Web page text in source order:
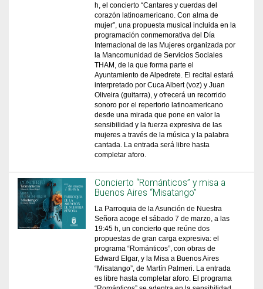
h, el concierto “Cantares y cuerdas del
corazón latinoamericano. Con alma de
mujer”, una propuesta musical incluida en la
programación conmemorativa del Día
Internacional de las Mujeres organizada por
la Mancomunidad de Servicios Sociales
THAM, de la que forma parte el
Ayuntamiento de Alpedrete. El recital estará
interpretado por Cuca Albert (voz) y Juan
Oliveira (guitarra), y ofrecerá un recorrido
sonoro por el repertorio latinoamericano
desde una mirada que pone en valor la
sensibilidad y la fuerza expresiva de las
mujeres a través de la música y la palabra
cantada. La entrada será libre hasta
completar aforo.
Concierto “Románticos” y misa a
Buenos Aires “Misatango”
La Parroquia de la Asunción de Nuestra
Señora acoge el sábado 7 de marzo, a las
19:45 h, un concierto que reúne dos
propuestas de gran carga expresiva: el
programa “Románticos”, con obras de
Edward Elgar, y la Misa a Buenos Aires
“Misatango”, de Martín Palmeri. La entrada
es libre hasta completar aforo. El programa